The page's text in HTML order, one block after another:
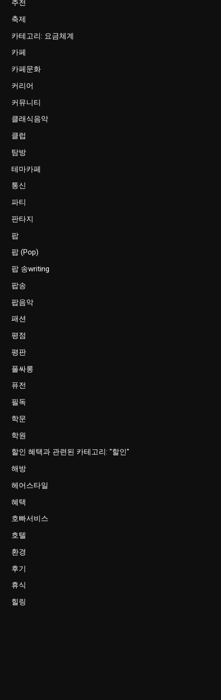
추천
축제
카테고리: 요금체계
카페
카페문화
커리어
커뮤니티
클래식음악
클럽
탐방
테마카페
통신
파티
판타지
팝
팝 (Pop)
팝 송writing
팝송
팝음악
패션
평점
평판
풀싸롱
퓨전
필독
학문
학원
할인 혜택과 관련된 카테고리: "할인"
해방
헤어스타일
혜택
호빠서비스
호텔
환경
후기
휴식
힐링